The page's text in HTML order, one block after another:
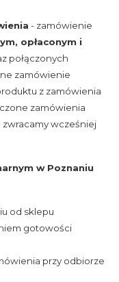
- zamówienie
opłaconym i
połączonych
zamówienie
z zamówienia
zamówienia
zwracamy wcześniej
w Poznaniu
od sklepu
gotowości
przy odbiorze